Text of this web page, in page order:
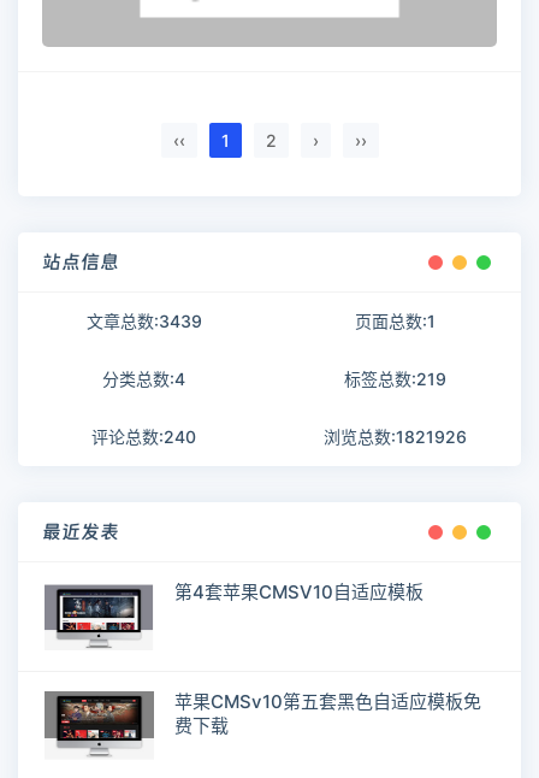
‹‹ 1 2 › ››
站点信息
文章总数:3439 页面总数:1
分类总数:4 标签总数:219
评论总数:240 浏览总数:1821926
最近发表
第4套苹果CMSV10自适应模板
苹果CMSv10第五套黑色自适应模板免
费下载